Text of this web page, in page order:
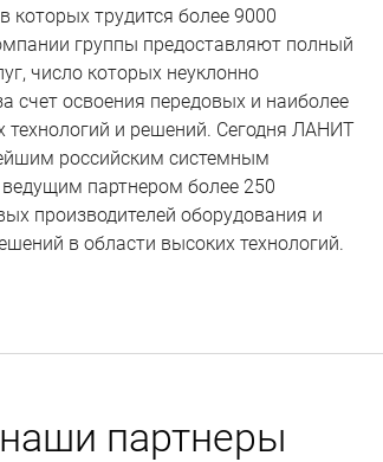
которых трудится более 9000
группы предоставляют полный
число которых неуклонно
счет освоения передовых и наиболее
технологий и решений. Сегодня ЛАНИТ
российским системным
партнером более 250
производителей оборудования и
в области высоких технологий.
партнеры